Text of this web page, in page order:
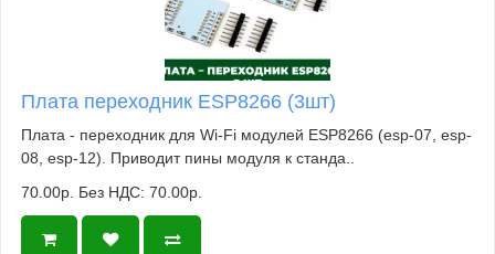
Плата переходник ESP8266 (3шт)
Плата - переходник для Wi-Fi модулей ESP8266 (esp-07, esp-
08, esp-12). Приводит пины модуля к станда..
70.00р. Без НДС: 70.00р.